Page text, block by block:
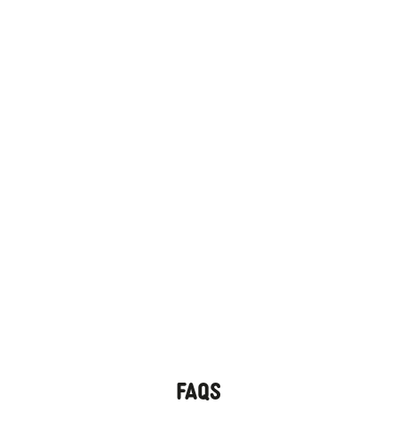
FAQS